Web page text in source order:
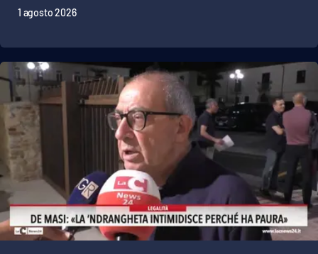
1 agosto 2026